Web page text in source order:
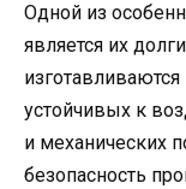
Одной из
является их
устойчивых к
и механических
безопасность